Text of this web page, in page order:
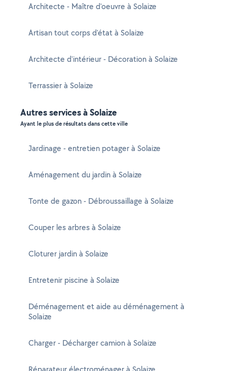
Architecte - Maître d'oeuvre à Solaize
Artisan tout corps d'état à Solaize
Architecte d'intérieur - Décoration à Solaize
Terrassier à Solaize
Autres services à Solaize
Ayant le plus de résultats dans cette ville
Jardinage - entretien potager à Solaize
Aménagement du jardin à Solaize
Tonte de gazon - Débroussaillage à Solaize
Couper les arbres à Solaize
Cloturer jardin à Solaize
Entretenir piscine à Solaize
Déménagement et aide au déménagement à
Solaize
Charger - Décharger camion à Solaize